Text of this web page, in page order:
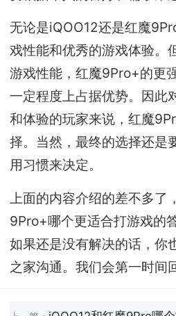
无论是iQOO12还是红魔
戏性能和优秀的游戏体验。
游戏性能，红魔9Pro+的更
一定程度上占据优势。因此
和体验的玩家来说，红魔
择。当然，最终的选择还是
用习惯来决定。
上面的内容介绍的差不多了
9Pro+哪个更适合打游戏的
如果还是没有解决的话，你
之家沟通。我们会第一时间